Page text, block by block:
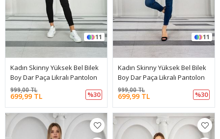
11
Kadın Skinny Yüksek Bel Bilek
Boy Dar Paça Likralı Pantolon
699,99 TL
999,00 TL
%30
11
Kadın Skinny Yüksek Bel Bilek
Boy Dar Paça Likralı Pantolon
699,99 TL
999,00 TL
%30